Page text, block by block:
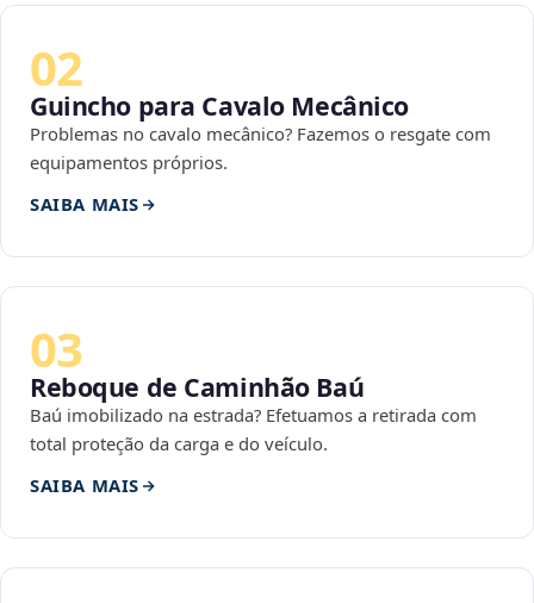
02
Guincho para Cavalo Mecânico
Problemas no cavalo mecânico? Fazemos o resgate com
equipamentos próprios.
SAIBA MAIS
03
Reboque de Caminhão Baú
Baú imobilizado na estrada? Efetuamos a retirada com
total proteção da carga e do veículo.
SAIBA MAIS